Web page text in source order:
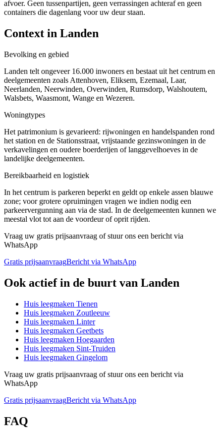
afvoer. Geen tussenpartijen, geen verrassingen achteraf en geen
containers die dagenlang voor uw deur staan.
Context in Landen
Bevolking en gebied
Landen telt ongeveer 16.000 inwoners en bestaat uit het centrum en
deelgemeenten zoals Attenhoven, Eliksem, Ezemaal, Laar,
Neerlanden, Neerwinden, Overwinden, Rumsdorp, Walshoutem,
Walsbets, Waasmont, Wange en Wezeren.
Woningtypes
Het patrimonium is gevarieerd: rijwoningen en handelspanden rond
het station en de Stationsstraat, vrijstaande gezinswoningen in de
verkavelingen en oudere boerderijen of langgevelhoeves in de
landelijke deelgemeenten.
Bereikbaarheid en logistiek
In het centrum is parkeren beperkt en geldt op enkele assen blauwe
zone; voor grotere opruimingen vragen we indien nodig een
parkeervergunning aan via de stad. In de deelgemeenten kunnen we
meestal vlot tot aan de voordeur of oprit rijden.
Vraag uw gratis prijsaanvraag of stuur ons een bericht via
WhatsApp
Gratis prijsaanvraagBericht via WhatsApp
Ook actief in de buurt van Landen
Huis leegmaken Tienen
Huis leegmaken Zoutleeuw
Huis leegmaken Linter
Huis leegmaken Geetbets
Huis leegmaken Hoegaarden
Huis leegmaken Sint-Truiden
Huis leegmaken Gingelom
Vraag uw gratis prijsaanvraag of stuur ons een bericht via
WhatsApp
Gratis prijsaanvraagBericht via WhatsApp
FAQ